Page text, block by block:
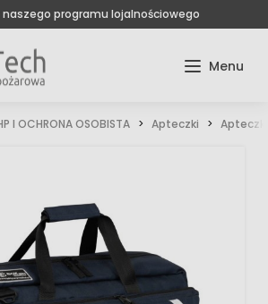
naszego programu lojalnościowego
I OCHRONA OSOBISTA Apteczki